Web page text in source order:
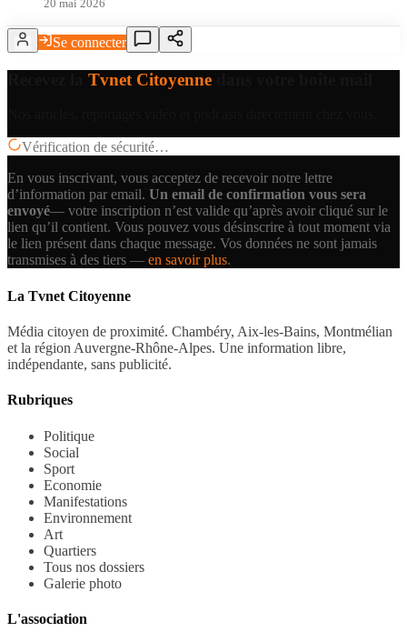
20 mai 2026
Se connecter
Tvnet Citoyenne
Vérification de sécurité…
En vous inscrivant, vous acceptez de recevoir notre lettre
d’information par email. Un email de confirmation vous sera
envoyé— votre inscription n’est valide qu’après avoir cliqué sur le
lien qu’il contient. Vous pouvez vous désinscrire à tout moment via
le lien présent dans chaque message. Vos données ne sont jamais
transmises à des tiers — en savoir plus.
La Tvnet Citoyenne
Média citoyen de proximité. Chambéry, Aix-les-Bains, Montmélian
et la région Auvergne-Rhône-Alpes. Une information libre,
indépendante, sans publicité.
Rubriques
Politique
Social
Sport
Economie
Manifestations
Environnement
Art
Quartiers
Tous nos dossiers
Galerie photo
L'association